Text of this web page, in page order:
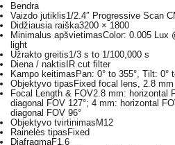
Bendra
Vaizdo jutiklis1/2.4″ Progressive Scan
Didžiausia raiška3200 × 1800
Minimalus apšvietimasColor: 0.005 Lux
light
Užrakto greitis1/3 s to 1/100,000 s
Diena / naktis IR cut filter
Kampo keitimas Pan: 0° to 355°, Tilt: 0°
Objektyvo tipas Fixed focal lens, 2.8
Focal Length & FOV2.8 mm: horizontal
diagonal FOV 127°; 4 mm: horizontal
diagonal FOV 96°
Objektyvo tvirtinimas M12
Rainelės tipas Fixed
DiafragmaF1.6